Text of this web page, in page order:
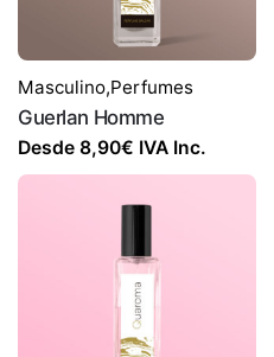
Masculino,Perfumes
Guerlan Homme
Desde 8,90€ IVA Inc.